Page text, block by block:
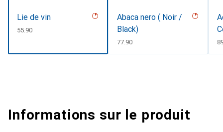
Lie de vin
CHF
55.90
Abaca nero ( Noir /
Black)
CHF
77.90
Informations sur le produit